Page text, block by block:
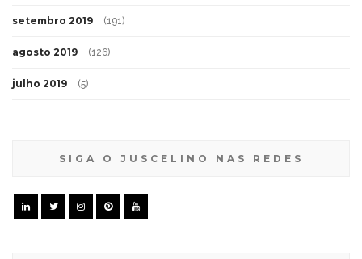
setembro 2019 (191)
agosto 2019 (126)
julho 2019 (5)
SIGA O JUSCELINO NAS REDES